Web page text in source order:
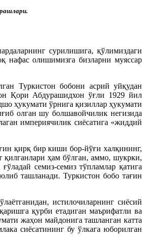
сурилишига, қўлимиздаги
нафас олишимизга бизларни муяссар
Туркистон бобони асрий уйқудан
Қори Абдурашидхон ўғли 1929 йил
ҳукумати ўрнига қизиллар ҳукумати
олган шу болшавойчилик негизида
империячилик сиёсатига «жиддий
қирқ бир киши бор-йўғи халқининг,
қилганлари ҳам бўлган, аммо, шукрки,
семиз-семиз тўпламлар қатига
ташланади. Туркистон бобо тағин
истилочиларнинг сиёсий
қурби етадиган маърифатли ва
жаҳон майдонига ташланган катта
сиёсатининг бу ўлкага юборилган